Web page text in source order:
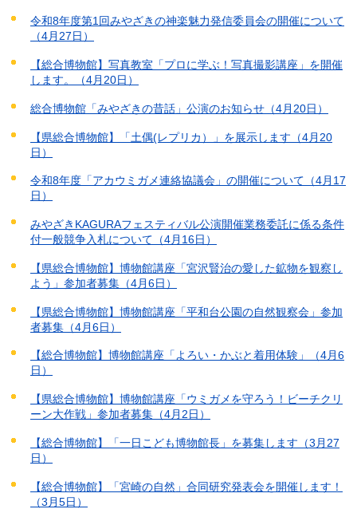
令和8年度第1回みやざきの神楽魅力発信委員会の開催について
（4月27日）
【総合博物館】写真教室「プロに学ぶ！写真撮影講座」を開催
します。（4月20日）
総合博物館「みやざきの昔話」公演のお知らせ（4月20日）
【県総合博物館】「土偶(レプリカ）」を展示します（4月20
日）
令和8年度「アカウミガメ連絡協議会」の開催について（4月17
日）
みやざきKAGURAフェスティバル公演開催業務委託に係る条件
付一般競争入札について（4月16日）
【県総合博物館】博物館講座「宮沢賢治の愛した鉱物を観察し
よう」参加者募集（4月6日）
【県総合博物館】博物館講座「平和台公園の自然観察会」参加
者募集（4月6日）
【総合博物館】博物館講座「よろい・かぶと着用体験」（4月6
日）
【県総合博物館】博物館講座「ウミガメを守ろう！ビーチクリ
ーン大作戦」参加者募集（4月2日）
【総合博物館】「一日こども博物館長」を募集します（3月27
日）
【総合博物館】「宮崎の自然」合同研究発表会を開催します！
（3月5日）